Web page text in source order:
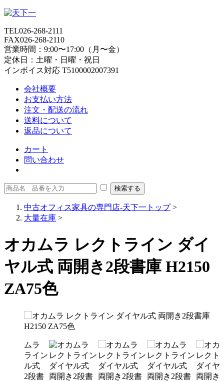
TEL026-268-2111
FAX026-268-2110
営業時間：9:00〜17:00（月〜金）
定休日：土曜・日曜・祝日
インボイス対応 T5100002007391
会社概要
お支払い方法
注文・配送の流れ
送料について
返品について
カート
問い合わせ
中古オフィス家具の専門店-天下一トップ>
大量在庫 >
オカムラ レクトライン ダイ
ヤル式 両開き2段書庫 H2150
ZA75色